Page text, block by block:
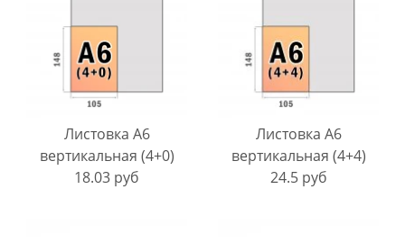
Листовка A6
вертикальная (4+0)
18.03 руб
Листовка A6
вертикальная (4+4)
24.5 руб